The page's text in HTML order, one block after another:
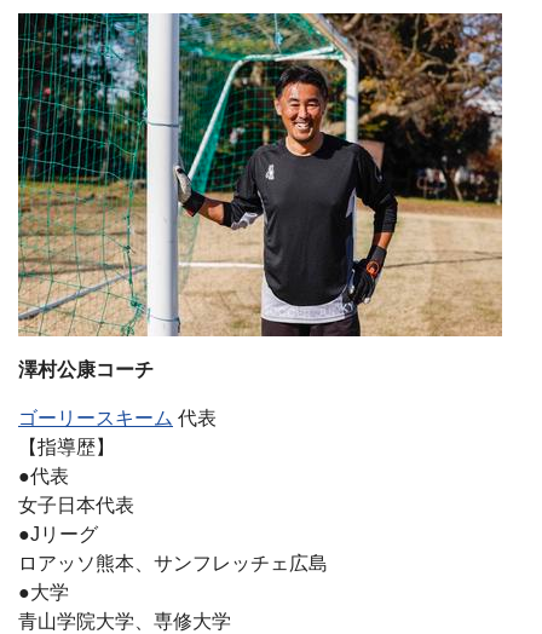
澤村公康コーチ
ゴーリースキーム 代表
【指導歴】
●代表
女子日本代表
●Jリーグ
ロアッソ熊本、サンフレッチェ広島
●大学
青山学院大学、専修大学